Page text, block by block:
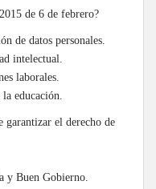
de 6 de febrero?
de datos personales.
intelectual.
laborales.
educación.
garantizar el derecho de
y Buen Gobierno.